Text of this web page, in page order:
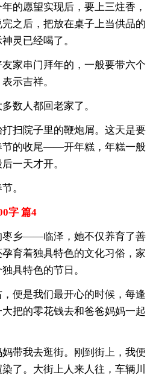
的愿望实现后，要上三炷香，
之后，把放在桌子上当供品的
灵已经喝了。
家串门拜年的，一般要带六个
示吉祥。
数人都回老家了。
扫院子里的鞭炮屑。这天是要
节的收尾——开年糕，年糕一般
一天才开。
。
字 篇4
枣乡——临泽，她不仅养育了善
育着独具特色的文化习俗，家
具特色的节日。
便是我们最开心的时候，每逢
把的零花钱去和爸爸妈妈一起
带我去逛街。刚到街上，我便
了。大街上人来人往，车辆川